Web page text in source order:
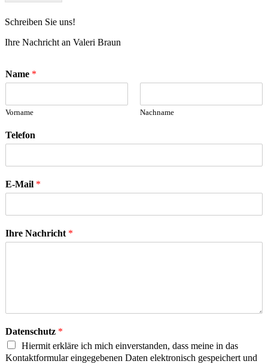
Schreiben Sie uns!
Ihre Nachricht an Valeri Braun
Name *
Vorname Nachname
Telefon
E-Mail *
Ihre Nachricht *
Datenschutz *
Hiermit erkläre ich mich einverstanden, dass meine in das
Kontaktformular eingegebenen Daten elektronisch gespeichert und